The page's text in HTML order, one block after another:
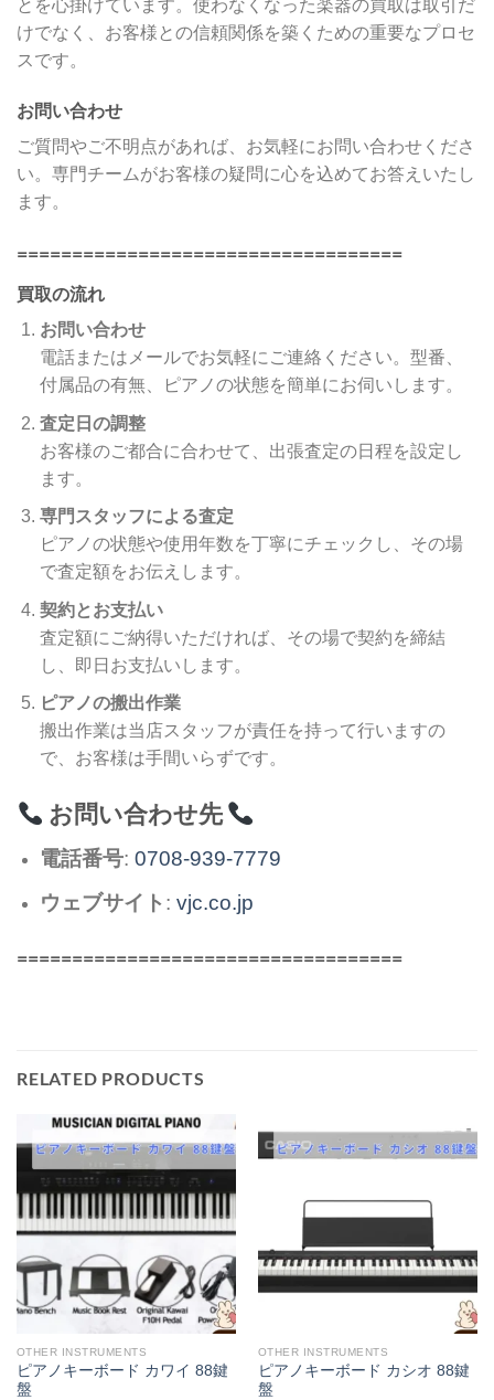
とを心掛けています。使わなくなった楽器の買取は取引だ
けでなく、お客様との信頼関係を築くための重要なプロセ
スです。
お問い合わせ
ご質問やご不明点があれば、お気軽にお問い合わせくださ
い。専門チームがお客様の疑問に心を込めてお答えいたし
ます。
===================================
買取の流れ
お問い合わせ
電話またはメールでお気軽にご連絡ください。型番、
付属品の有無、ピアノの状態を簡単にお伺いします。
査定日の調整
お客様のご都合に合わせて、出張査定の日程を設定し
ます。
専門スタッフによる査定
ピアノの状態や使用年数を丁寧にチェックし、その場
で査定額をお伝えします。
契約とお支払い
査定額にご納得いただければ、その場で契約を締結
し、即日お支払いします。
ピアノの搬出作業
搬出作業は当店スタッフが責任を持って行いますの
で、お客様は手間いらずです。
お問い合わせ先
電話番号: 0708-939-7779
ウェブサイト: vjc.co.jp
===================================
RELATED PRODUCTS
OTHER INSTRUMENTS
ピアノキーボード カワイ 88鍵
盤
OTHER INSTRUMENTS
ピアノキーボード カシオ 88鍵
盤